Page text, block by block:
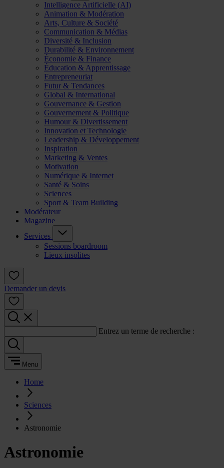
Intelligence Artificielle (AI)
Animation & Modération
Arts, Culture & Société
Communication & Médias
Diversité & Inclusion
Durabilité & Environnement
Économie & Finance
Éducation & Apprentissage
Entrepreneuriat
Futur & Tendances
Global & International
Gouvernance & Gestion
Gouvernement & Politique
Humour & Divertissement
Innovation et Technologie
Leadership & Développement
Inspiration
Marketing & Ventes
Motivation
Numérique & Internet
Santé & Soins
Sciences
Sport & Team Building
Modérateur
Magazine
Services
Sessions boardroom
Lieux insolites
Demander un devis
Entrez un terme de recherche :
Menu
Home
Sciences
Astronomie
Astronomie